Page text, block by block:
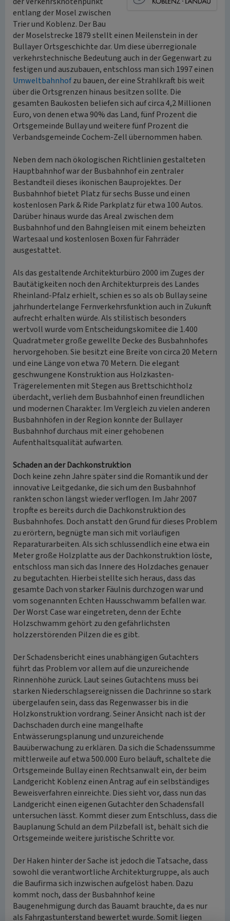
entlang der Mosel zwischen
Trier und Koblenz. Der Bau
der Moselstrecke 1879 stellt einen Meilenstein in der
Bullayer Ortsgeschichte dar. Um diese überregionale
verkehrstechnische Bedeutung auch in der Gegenwart zu
festigen und auszubauen, entschloss man sich 1997 einen
Umweltbahnhofzu bauen, der eine Strahlkraft bis weit
über die Ortsgrenzen hinaus besitzen sollte. Die
gesamten Baukosten beliefen sich auf circa 4,2 Millionen
Euro, von denen etwa 90% das Land, fünf Prozent die
Ortsgemeinde Bullay und weitere fünf Prozent die
Verbandsgemeinde Cochem-Zell übernommen haben.
Neben dem nach ökologischen Richtlinien gestalteten
Hauptbahnhof war der Busbahnhof ein zentraler
Bestandteil dieses ikonischen Bauprojektes. Der
Busbahnhof bietet Platz für sechs Busse und einen
kostenlosen Park & Ride Parkplatz für etwa 100 Autos.
Darüber hinaus wurde das Areal zwischen dem
Busbahnhof und den Bahngleisen mit einem beheizten
Wartesaal und kostenlosen Boxen für Fahrräder
ausgestattet.
Als das gestaltende Architekturbüro 2000 im Zuges der
Bautätigkeiten noch den Architekturpreis des Landes
Rheinland-Pfalz erhielt, schien es so als ob Bullay seine
jahrhundertelange Fernverkehrsfunktion auch in Zukunft
aufrecht erhalten würde. Als stilistisch besonders
wertvoll wurde vom Entscheidungskomitee die 1.400
Quadratmeter große gewellte Decke des Busbahnhofes
hervorgehoben. Sie besitzt eine Breite von circa 20 Metern
und eine Länge von etwa 70 Metern. Die elegant
geschwungene Konstruktion aus Holzkasten-
Trägerelementen mit Stegen aus Brettschichtholz
überdacht, verlieh dem Busbahnhof einen freundlichen
und modernen Charakter. Im Vergleich zu vielen anderen
Busbahnhöfen in der Region konnte der Bullayer
Busbahnhof durchaus mit einer gehobenen
Aufenthaltsqualität aufwarten.
Schaden an der Dachkonstruktion
Doch keine zehn Jahre später sind die Romantik und der
innovative Leitgedanke, die sich um den Busbahnhof
rankten schon längst wieder verflogen. Im Jahr 2007
tropfte es bereits durch die Dachkonstruktion des
Busbahnhofes. Doch anstatt den Grund für dieses Problem
zu erörtern, begnügte man sich mit vorläufigen
Reparaturarbeiten. Als sich schlussendlich eine etwa ein
Meter große Holzplatte aus der Dachkonstruktion löste,
entschloss man sich das Innere des Holzdaches genauer
zu begutachten. Hierbei stellte sich heraus, dass das
gesamte Dach von starker Fäulnis durchzogen war und
vom sogenannten Echten Hausschwamm befallen war.
Der Worst Case war eingetreten, denn der Echte
Holzschwamm gehört zu den gefährlichsten
holzzerstörenden Pilzen die es gibt.
Der Schadensbericht eines unabhängigen Gutachters
führt das Problem vor allem auf die unzureichende
Rinnenhöhe zurück. Laut seines Gutachtens muss bei
starken Niederschlagsereignissen die Dachrinne so stark
übergelaufen sein, dass das Regenwasser bis in die
Holzkonstruktion vordrang. Seiner Ansicht nach ist der
Dachschaden durch eine mangelhafte
Entwässerungsplanung und unzureichende
Bauüberwachung zu erklären. Da sich die Schadenssumme
mittlerweile auf etwa 500.000 Euro beläuft, schaltete die
Ortsgemeinde Bullay einen Rechtsanwalt ein, der beim
Landgericht Koblenz einen Antrag auf ein selbständiges
Beweisverfahren einreichte. Dies sieht vor, dass nun das
Landgericht einen eigenen Gutachter den Schadensfall
untersuchen lässt. Kommt dieser zum Entschluss, dass die
Bauplanung Schuld an dem Pilzbefall ist, behält sich die
Ortsgemeinde weitere juristische Schritte vor.
Der Haken hinter der Sache ist jedoch die Tatsache, dass
sowohl die verantwortliche Architekturgruppe, als auch
die Baufirma sich inzwischen aufgelöst haben. Dazu
kommt noch, dass der Busbahnhof keine
Baugenehmigung durch das Bauamt brauchte, da es nur
als Fahrgastunterstand bewertet wurde. Somit liegen